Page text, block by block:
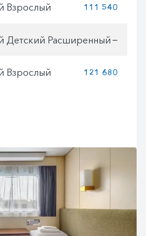
Взрослый 111 540
Детский Расширенный —
Взрослый
121 680